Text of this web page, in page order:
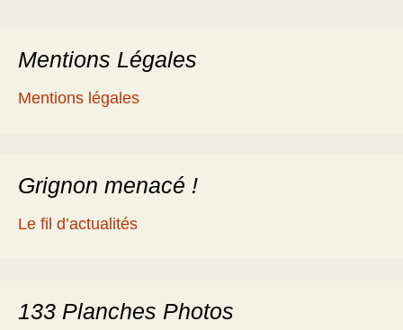
Mentions Légales
Mentions légales
Grignon menacé !
Le fil d’actualités
133 Planches Photos